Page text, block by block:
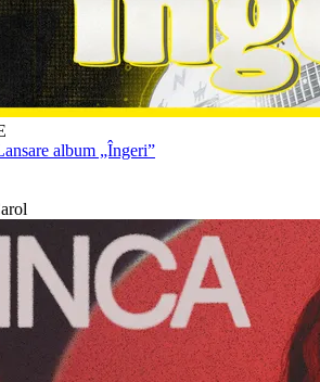
album „Îngeri”